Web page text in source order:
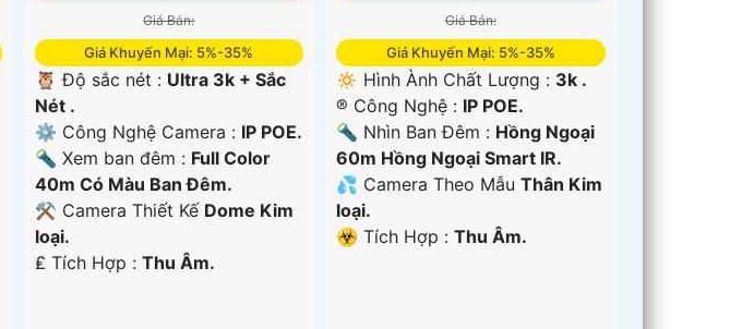
Giá Bán:
Giá Khuyến Mại: 5%-35%
🦉 Độ sắc nét : Ultra 3k + Sắc
Nét .
⚙ Công Nghệ Camera : IP POE.
🔦 Xem ban đêm : Full Color
40m Có Màu Ban Ðêm.
⚒ Camera Thiết Kế Dome Kim
loại.
️₤ Tích Hợp : Thu Âm.
Giá Bán:
Giá Khuyến Mại: 5%-35%
🔅 Hình Ành Chất Lượng : 3k .
®️ Công Nghệ : IP POE.
🔦 Nhìn Ban Đêm : Hồng Ngoại
60m Hồng Ngoại Smart IR.
💦 Camera Theo MẫuThân Kim
loại.
️☣️ Tích Hợp :Thu Âm.